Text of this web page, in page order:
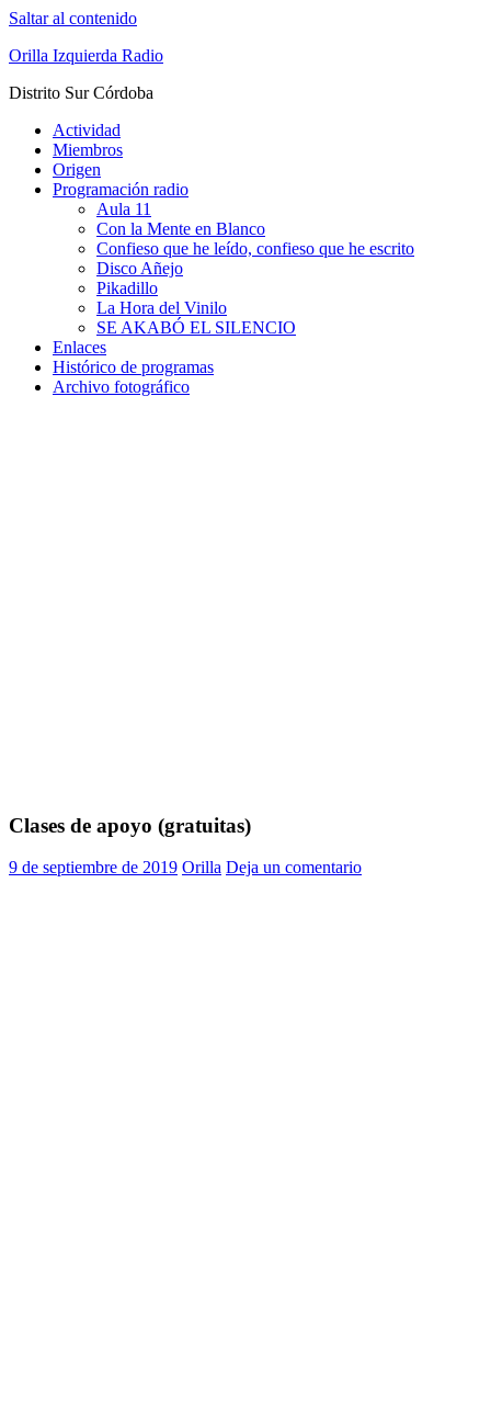
Saltar al contenido
Orilla Izquierda Radio
Distrito Sur Córdoba
Actividad
Miembros
Origen
Programación radio
Aula 11
Con la Mente en Blanco
Confieso que he leído, confieso que he escrito
Disco Añejo
Pikadillo
La Hora del Vinilo
SE AKABÓ EL SILENCIO
Enlaces
Histórico de programas
Archivo fotográfico
Clases de apoyo (gratuitas)
9 de septiembre de 2019 Orilla Deja un comentario